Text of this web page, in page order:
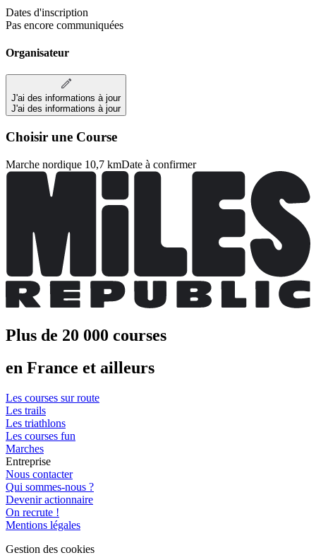
Dates d'inscription
Pas encore communiquées
Organisateur
J'ai des informations à jour
J'ai des informations à jour
Choisir une Course
Marche nordique 10,7 kmDate à confirmer
Plus de 20 000 courses
en France et ailleurs
Les courses sur route
Les trails
Les triathlons
Les courses fun
Marches
Entreprise
Nous contacter
Qui sommes-nous ?
Devenir actionnaire
On recrute !
Mentions légales
Gestion des cookies